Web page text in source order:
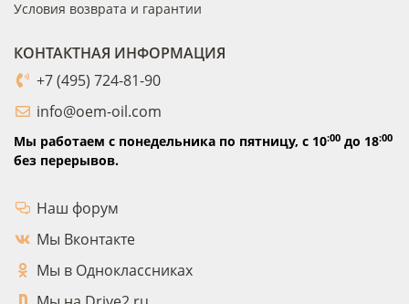
Условия возврата и гарантии
КОНТАКТНАЯ ИНФОРМАЦИЯ
+7 (495) 724-81-90
info@oem-oil.com
Мы работаем с понедельника по пятницу, с 10:00 до 18:00
без перерывов.
Наш форум
Мы Вконтакте
Мы в Одноклассниках